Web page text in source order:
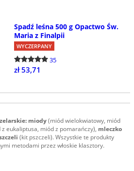
Spadź leśna 500 g Opactwo Św.
Maria z Finalpii
WYCZERPANY
35
zł 53,71
miody(miód wielokwiatowy, miód
eukaliptusa, miód z pomarańczy), mleczko
(kit pszczeli). Wszystkie te produkty
metodami przez włoskie klasztory.